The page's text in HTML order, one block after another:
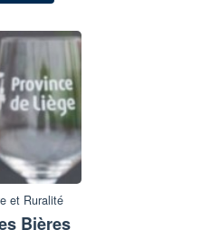
et Ruralité
Bières